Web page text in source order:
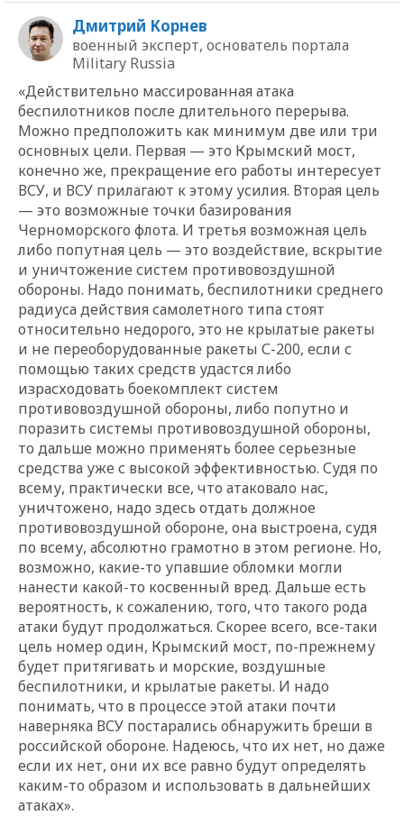
Дмитрий Корнев
военный эксперт, основатель портала
Military Russia
«Действительно массированная атака
беспилотников после длительного перерыва.
Можно предположить как минимум две или три
основных цели. Первая — это Крымский мост,
конечно же, прекращение его работы интересует
ВСУ, и ВСУ прилагают к этому усилия. Вторая цель
— это возможные точки базирования
Черноморского флота. И третья возможная цель
либо попутная цель — это воздействие, вскрытие
и уничтожение систем противовоздушной
обороны. Надо понимать, беспилотники среднего
радиуса действия самолетного типа стоят
относительно недорого, это не крылатые ракеты
и не переоборудованные ракеты С-200, если с
помощью таких средств удастся либо
израсходовать боекомплект систем
противовоздушной обороны, либо попутно и
поразить системы противовоздушной обороны,
то дальше можно применять более серьезные
средства уже с высокой эффективностью. Судя по
всему, практически все, что атаковало нас,
уничтожено, надо здесь отдать должное
противовоздушной обороне, она выстроена, судя
по всему, абсолютно грамотно в этом регионе. Но,
возможно, какие-то упавшие обломки могли
нанести какой-то косвенный вред. Дальше есть
вероятность, к сожалению, того, что такого рода
атаки будут продолжаться. Скорее всего, все-таки
цель номер один, Крымский мост, по-прежнему
будет притягивать и морские, воздушные
беспилотники, и крылатые ракеты. И надо
понимать, что в процессе этой атаки почти
наверняка ВСУ постарались обнаружить бреши в
российской обороне. Надеюсь, что их нет, но даже
если их нет, они их все равно будут определять
каким-то образом и использовать в дальнейших
атаках».